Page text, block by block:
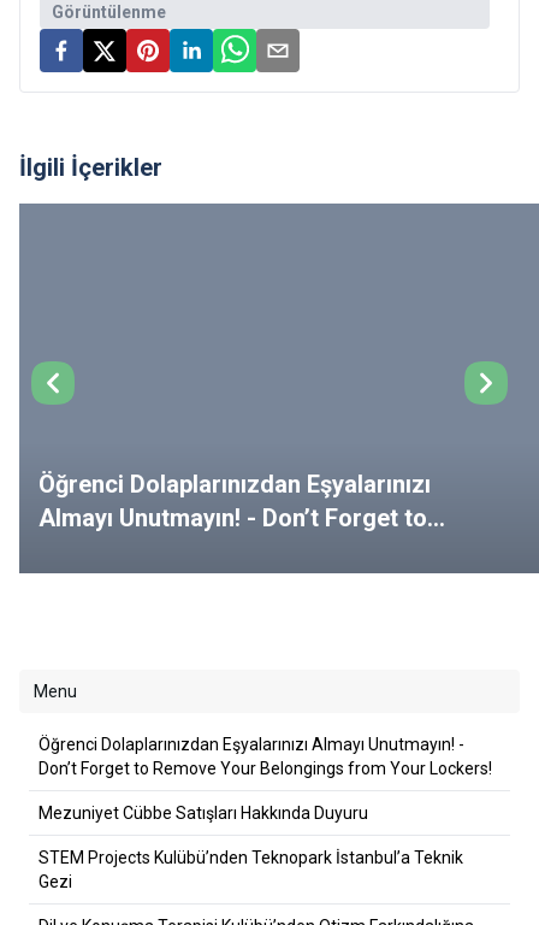
Görüntülenme
İlgili İçerikler
Öğrenci Dolaplarınızdan Eşyalarınızı
Almayı Unutmayın! - Don’t Forget to
Menu
Öğrenci Dolaplarınızdan Eşyalarınızı Almayı Unutmayın! -
Don’t Forget to Remove Your Belongings from Your Lockers!
Mezuniyet Cübbe Satışları Hakkında Duyuru
STEM Projects Kulübü’nden Teknopark İstanbul’a Teknik
Gezi